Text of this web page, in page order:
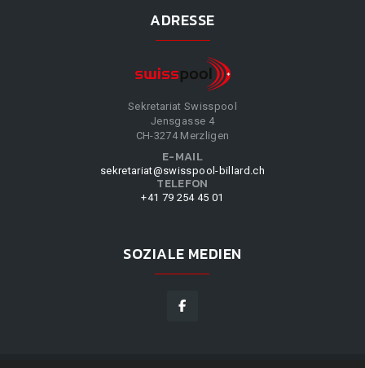
ADRESSE
Sekretariat Swisspool
Jensgasse 4
CH-3274 Merzligen
E-MAIL
sekretariat@swisspool-billard.ch
TELEFON
+41 79 254 45 01
SOZIALE MEDIEN